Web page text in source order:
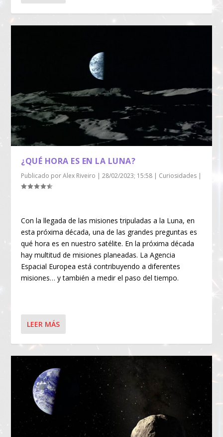
¿QUÉ HORA ES EN LA LUNA?
Publicado porAlex Riveiro |28/02/2023; 15:58 | Curiosidades |
Con la llegada de las misiones tripuladas a la Luna, en
esta próxima década, una de las grandes preguntas es
qué hora es en nuestro satélite. En la próxima década
hay multitud de misiones planeadas. La Agencia
Espacial Europea está contribuyendo a diferentes
misiones… y también a medir el paso del tiempo.
LEER MÁS